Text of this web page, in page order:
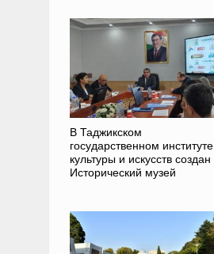
В Таджикском
государственном институте
культуры и искусств создан
Исторический музей